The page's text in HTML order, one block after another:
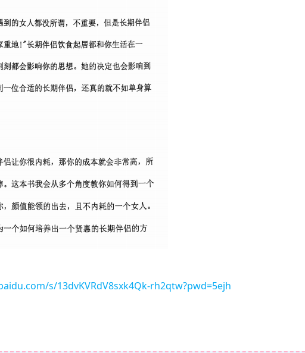
s/13dvKVRdV8sxk4Qk-rh2qtw?pwd=5ejh